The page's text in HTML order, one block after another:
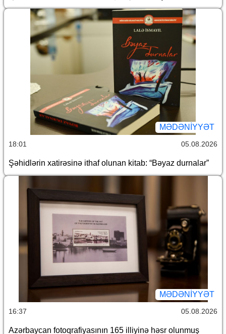
MƏDƏNIYYƏT
18:01 05.08.2026
Şəhidlərin xatirəsinə ithaf olunan kitab: “Bəyaz durnalar”
MƏDƏNIYYƏT
16:37 05.08.2026
Azərbaycan fotoqrafiyasının 165 illiyinə həsr olunmuş